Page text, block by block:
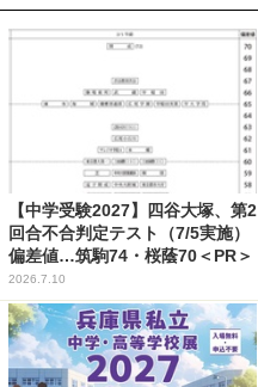
【中学受験2027】四谷大塚、第2
回合不合判定テスト（7/5実施）
偏差値…筑駒74・桜蔭70＜PR＞
2026.7.10